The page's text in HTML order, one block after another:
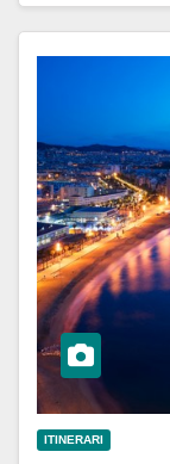
ITINERARI